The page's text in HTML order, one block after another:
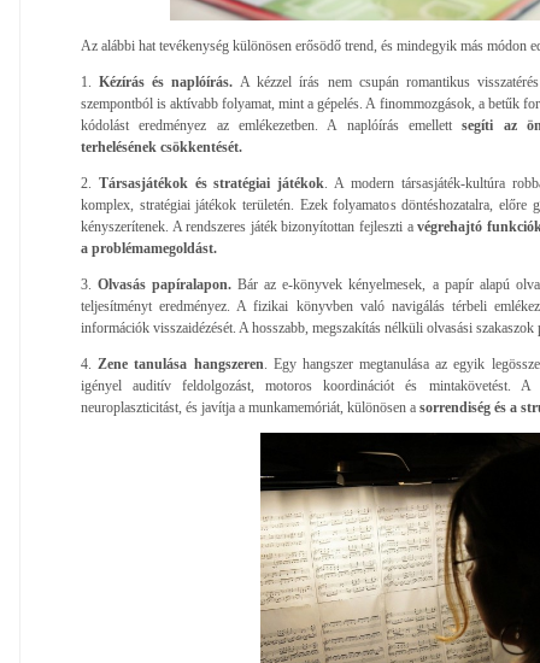
Az alábbi hat tevékenység különösen erősödő trend, és mindegyik más módon
1.Kézírás és naplóírás. A kézzel írás nem csupán romantikus
szempontból is aktívabb folyamat, mint a gépelés. A finommozgások, a betűk
kódolást eredményez az emlékezetben. A naplóírás emellettsegíti az
terhelésének csökkentését.
2. Társasjátékok és stratégiai játékok . A modern társasjáték-kultúra
komplex, stratégiai játékok területén. Ezek folyamatos döntéshozatalra, előre
kényszerítenek. A rendszeres játék bizonyítottan fejleszti avégrehajtó
a problémamegoldást.
3.Olvasás papíralapon. Bár az e-könyvek kényelmesek, a papír alapú
teljesítményt eredményez. A fizikai könyvben való navigálás térbeli
információk visszaidézését. A hosszabb, megszakítás nélküli olvasási szakaszok
4. Zene tanulása hangszeren . Egy hangszer megtanulása az egyik
igényel auditív feldolgozást, motoros koordinációt és mintakövetést. A
neuroplaszticitást, és javítja a munkamemóriát, különösen a sorrendiség és a